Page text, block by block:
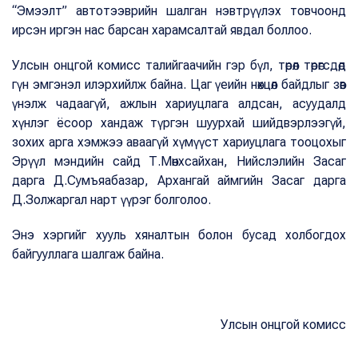
“Эмээлт” автотээврийн шалган нэвтрүүлэх товчоонд
ирсэн иргэн нас барсан харамсалтай явдал боллоо.
Улсын онцгой комисс талийгаачийн гэр бүл, төрөл төрөгсдөд
гүн эмгэнэл илэрхийлж байна. Цаг үеийн нөхцөл байдлыг зөв
үнэлж чадаагүй, ажлын хариуцлага алдсан, асуудалд
хүнлэг ёсоор хандаж түргэн шуурхай шийдвэрлээгүй,
зохих арга хэмжээ аваагүй хүмүүст хариуцлага тооцохыг
Эрүүл мэндийн сайд Т.Мөнхсайхан, Нийслэлийн Засаг
дарга Д.Сумъяабазар, Архангай аймгийн Засаг дарга
Д.Золжаргал нарт үүрэг болголоо.
Энэ хэргийг хууль хяналтын болон бусад холбогдох
байгууллага шалгаж байна.
Улсын онцгой комисс